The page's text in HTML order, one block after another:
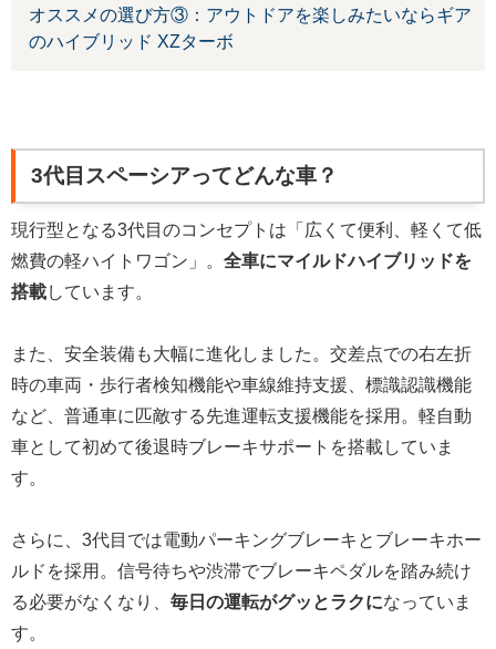
オススメの選び方③：アウトドアを楽しみたいならギア
のハイブリッド XZターボ
3代目スペーシアってどんな車？
現行型となる3代目のコンセプトは「広くて便利、軽くて低
燃費の軽ハイトワゴン」。 全車にマイルドハイブリッドを
搭載しています。
また、安全装備も大幅に進化しました。交差点での右左折
時の車両・歩行者検知機能や車線維持支援、標識認識機能
など、普通車に匹敵する先進運転支援機能を採用。軽自動
車として初めて後退時ブレーキサポートを搭載していま
す。
さらに、3代目では電動パーキングブレーキとブレーキホー
ルドを採用。信号待ちや渋滞でブレーキペダルを踏み続け
る必要がなくなり、 毎日の運転がグッとラクになっていま
す。